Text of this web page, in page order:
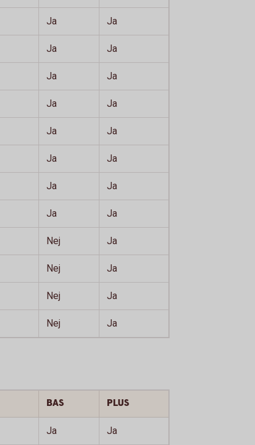
Ja Ja
Ja Ja
Ja Ja
Ja Ja
Ja Ja
Ja Ja
Ja Ja
Ja Ja
Nej Ja
Nej Ja
Nej Ja
Nej Ja
BAS PLUS
Ja Ja